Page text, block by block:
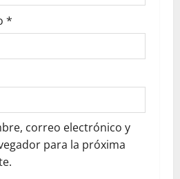
*
correo electrónico y
para la próxima